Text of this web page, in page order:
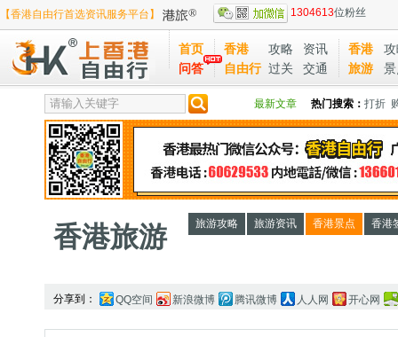
【香港自由行首选资讯服务平台】 1304613位粉丝
首页
问答
香港
自由行
攻略
资讯
过关
交通
香港
旅游
最新文章 热门搜索： 打折
香港旅游 旅游攻略 旅游资讯 香港景点 香港
分享到： QQ空间 新浪微博 腾讯微博 人人网 开心网